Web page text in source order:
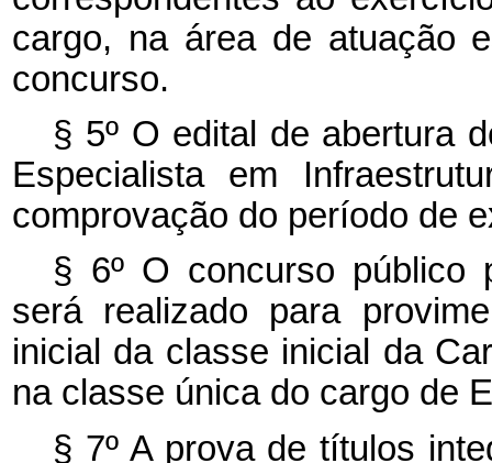
cargo, na área de atuação
concurso.
§ 5º O edital de abertura
Especialista em
comprovação do período de
§ 6º O concurso
será realizado para
inicial da classe inicial da
na classe única do cargo de
§ 7º A prova de títulos